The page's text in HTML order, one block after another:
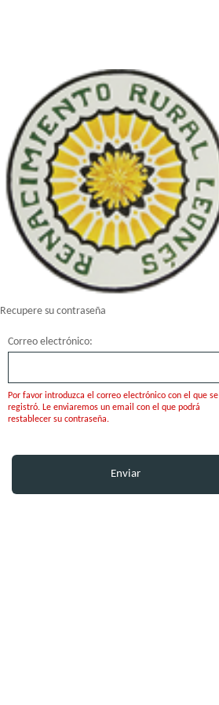
Recupere su contraseña
Correo electrónico:
Por favor introduzca el correo electrónico con el que se
registró. Le enviaremos un email con el que podrá
restablecer su contraseña.
Enviar